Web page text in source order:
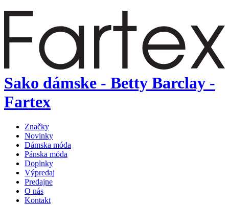
Sako dámske - Betty Barclay -
Fartex
Značky
Novinky
Dámska móda
Pánska móda
Doplnky
Výpredaj
Predajne
O nás
Kontakt